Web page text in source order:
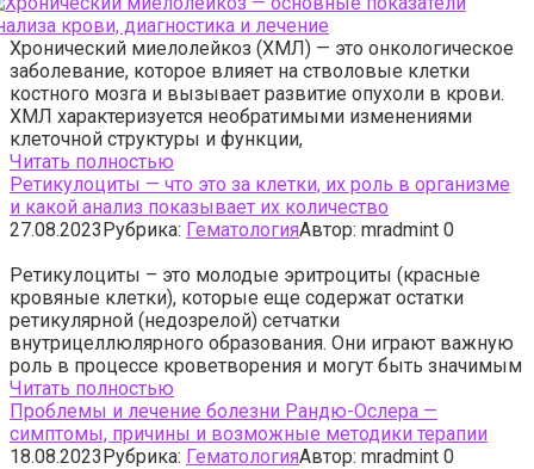
Хронический миелолейкоз (ХМЛ) — это онкологическое
заболевание, которое влияет на стволовые клетки
костного мозга и вызывает развитие опухоли в крови.
ХМЛ характеризуется необратимыми изменениями
клеточной структуры и функции,
Читать полностью
Ретикулоциты — что это за клетки, их роль в организме
и какой анализ показывает их количество
27.08.2023Рубрика: ГематологияАвтор: mradmint 0
Ретикулоциты – это молодые эритроциты (красные
кровяные клетки), которые еще содержат остатки
ретикулярной (недозрелой) сетчатки
внутрицеллюлярного образования. Они играют важную
роль в процессе кроветворения и могут быть значимым
Читать полностью
Проблемы и лечение болезни Рандю-Ослера —
симптомы, причины и возможные методики терапии
18.08.2023Рубрика: ГематологияАвтор: mradmint 0